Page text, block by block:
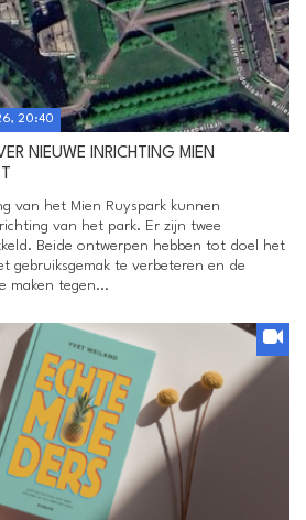
20:40
NIEUWE INRICHTING MIEN
van het Mien Ruyspark kunnen
van het park. Er zijn twee
Beide ontwerpen hebben tot doel het
gebruiksgemak te verbeteren en de
maken tegen...